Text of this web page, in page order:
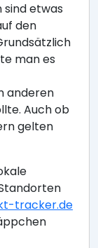
sind etwas
den
man es
anderen
Auch ob
gelten
tracker.de